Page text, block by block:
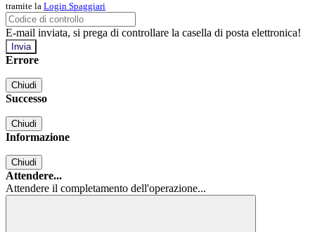
tramite la Login Spaggiari
E-mail inviata, si prega di controllare la casella di posta elettronica!
Errore
Chiudi
Successo
Chiudi
Informazione
Chiudi
Attendere...
Attendere il completamento dell'operazione...